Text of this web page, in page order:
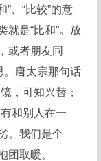
”、“比较”的意
就是“比和”。放
或者朋友同
。唐太宗那句话
，可知兴替；
和别人在一
。我们是个
团取暖。